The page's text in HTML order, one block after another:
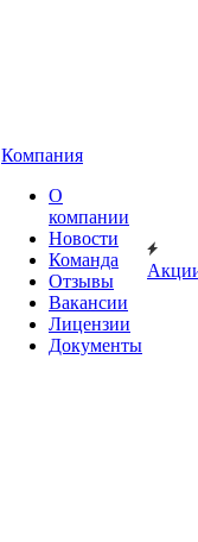
Компания
О
компании
Новости
Команда
Отзывы
Вакансии
Лицензии
Документы